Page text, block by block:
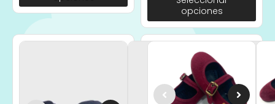
opciones